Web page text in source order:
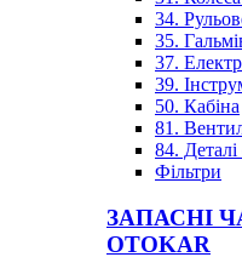
34.
35.
37.
39.
50. Кабіна
81.
84.
Фільтри
ЗАПАСНІ
OTOKAR